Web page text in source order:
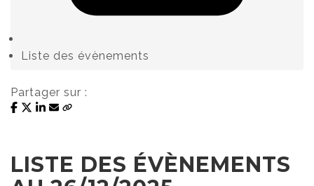
Liste des évènements
Partager sur :
LISTE DES ÉVÈNEMENTS